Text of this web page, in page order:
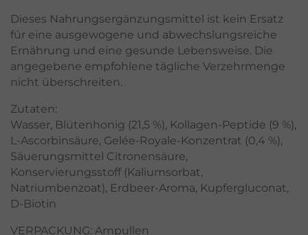
Dieses Nahrungsergänzungsmittel ist kein Ersatz
für eine ausgewogene und abwechslungsreiche
Ernährung und eine gesunde Lebensweise. Die
angegebene empfohlene tägliche Verzehrmenge
nicht überschreiten.
Zutaten:
Wasser, Blütenhonig (21,5 %), Kollagen-Peptide (9 %),
L-Ascorbinsäure, Gelée-Royale-Konzentrat (0,4 %),
Säuerungsmittel Citronensäure,
Konservierungsstoff (Kaliumsorbat,
Natriumbenzoat), Erdbeer-Aroma, Kupfergluconat,
D-Biotin
VERPACKUNG: Ampullen